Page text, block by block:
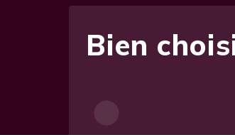
Bien